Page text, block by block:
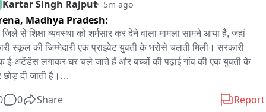
ने प्रशासन से पूरे मामले की निष्पक्ष जांच कर दोषियों के खिलाफ कार्रवाई की
पूरे विवाद ने उत्तराखंड की सियासत में एक बार फिर भाजपा और कांग्रेस के
प्रत्यारोप को तेज कर दिया है.
Kartar Singh Rajput 5m ago
Madhya Pradesh:
जिले से शिक्षा व्यवस्था को शर्मसार कर देने वाला मामला सामने आया है, जहां
स्कूल की जिम्मेदारी एक प्राइवेट युवती के भरोसे चलती मिली। सरकारी
ई-अटेंडेंस लगाकर घर चले जाते हैं और बच्चों की पढ़ाई गांव की एक युवती के
छोड़ दी जाती है।
मामला कैलारस क्षेत्र के पोखरपुरा स्थित शासकीय प्राथमिक विद्यालय का
0 Share Report